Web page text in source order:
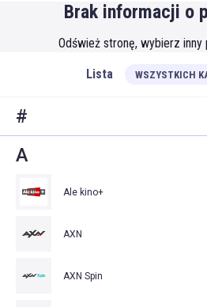
Brak informacji o
Odśwież stronę, wybierz inny
Lista WSZYSTKICH
#
A
Ale kino+
AXN
AXN Spin